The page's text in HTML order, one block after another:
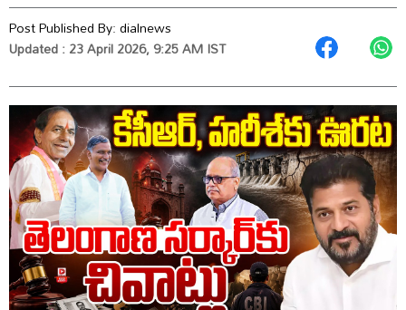
Post Published By:dialnews
Updated : 23 April 2026, 9:25 AM IST